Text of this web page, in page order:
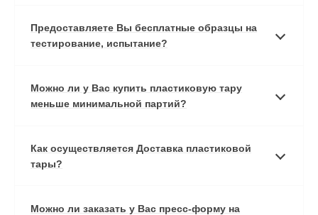
Предоставляете Вы бесплатные образцы на
тестирование, испытание?
Можно ли у Вас купить пластиковую тару
меньше минимальной партий?
Как осуществляется Доставка пластиковой
тары?
Можно ли заказать у Вас пресс-форму на